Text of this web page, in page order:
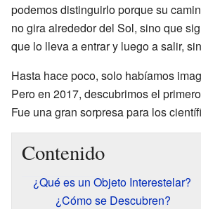
podemos distinguirlo porque su
no gira alrededor del Sol, sino que
que lo lleva a entrar y luego a salir,
Hasta hace poco, solo habíamos
Pero en 2017, descubrimos el
Fue una gran sorpresa para los
Contenido
¿Qué es un Objeto Interestelar?
¿Cómo se Descubren?